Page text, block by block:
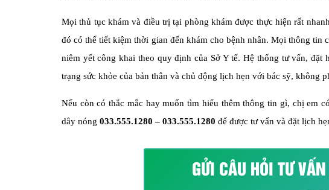
Mọi thủ tục khám và điều trị tại phòng khám được thực hiện rất
đó có thể tiết kiệm thời gian đến khám cho bệnh nhân. Mọi thông tin
niêm yết công khai theo quy định của Sở Y tế. Hệ thống tư vấn,
trạng sức khỏe của bản thân và chủ động lịch hẹn với bác sỹ, không
Nếu còn có thắc mắc hay muốn tìm hiểu thêm thông tin gì, chị em
dây nóng 033.555.1280 – 033.555.1280 để được tư vấn và đặt lịch
GỬI CÂU HỎI TƯ